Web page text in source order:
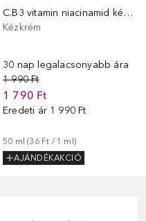
C.B3 vitamin niacinamid kézkrém
Kézkrém
30 nap legalacsonyabb ára
1 990 Ft
1 790 Ft
Eredeti ár 1 990 Ft
50 ml (36 Ft / 1 ml )
AJÁNDÉKAKCIÓ